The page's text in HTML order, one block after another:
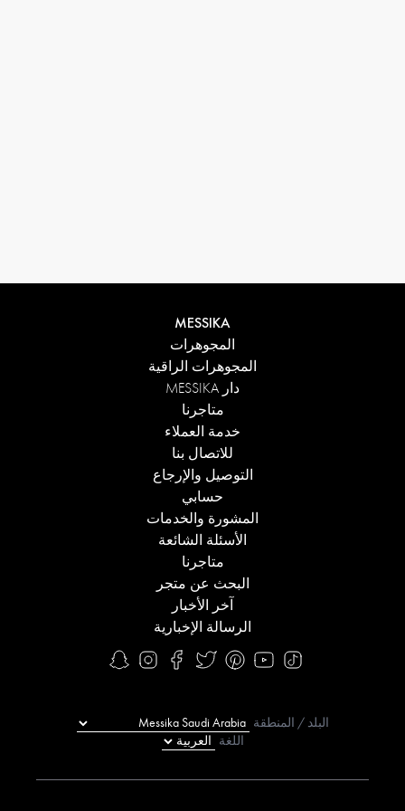
MESSIKA
المجوهرات
المجوهرات الراقية
دار MESSIKA
متاجرنا
خدمة العملاء
للاتصال بنا
التوصيل والإرجاع
حسابي
المشورة والخدمات
الأسئلة الشائعة
متاجرنا
البحث عن متجر
آخر الأخبار
الرسالة الإخبارية
البلد / المنطقة
اللغة